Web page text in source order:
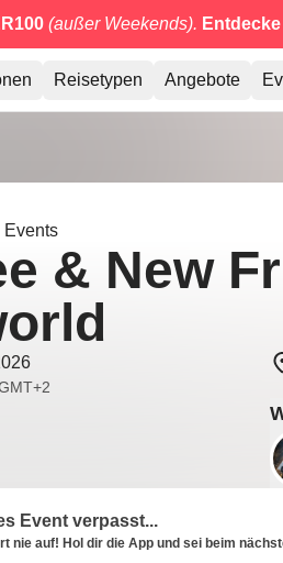
(außer Weekends).
Reisetypen Angebote
Events
& New
Event verpasst...
nie auf! Hol dir die App und sei beim